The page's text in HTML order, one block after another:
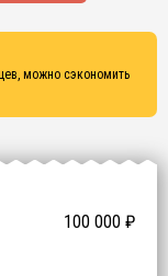
можно сэкономить
100 000 ₽